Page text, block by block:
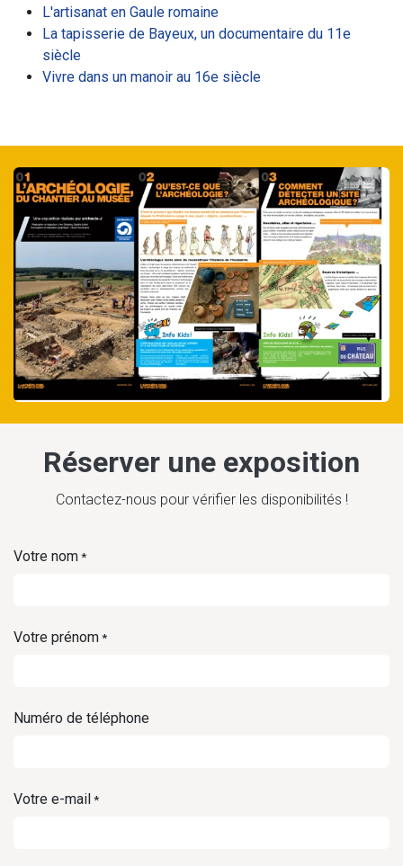
L'artisanat en Gaule romaine
La tapisserie de Bayeux, un documentaire du 11e
siècle
Vivre dans un manoir au 16e siècle
Précédent
Réserver une exposition
Contactez-nous pour vérifier les disponibilités !
Votre nom*
Votre prénom*
Numéro de téléphone
Votre e-mail*